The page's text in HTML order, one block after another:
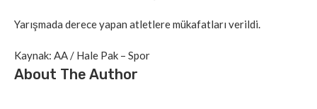
Yarışmada derece yapan atletlere mükafatları verildi.
Kaynak: AA / Hale Pak – Spor
About The Author